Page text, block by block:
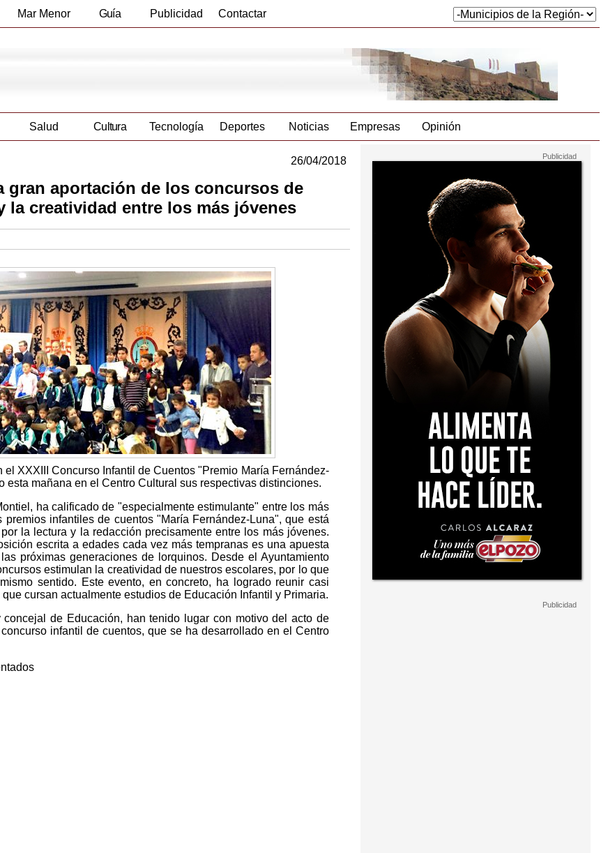
Mar Menor Guía Publicidad Contactar
Salud Cultura Tecnología Deportes Noticias Empresas Opinión
26/04/2018
gran aportación de los concursos de
creatividad entre los más jóvenes
XXXIII Concurso Infantil de Cuentos "Premio María Fernández-
esta mañana en el Centro Cultural sus respectivas distinciones.
ha calificado de "especialmente estimulante" entre los más
infantiles de cuentos "María Fernández-Luna", que está
la lectura y la redacción precisamente entre los más jóvenes.
escrita a edades cada vez más tempranas es una apuesta
próximas generaciones de lorquinos. Desde el Ayuntamiento
estimulan la creatividad de nuestros escolares, por lo que
sentido. Este evento, en concreto, ha logrado reunir casi
cursan actualmente estudios de Educación Infantil y Primaria.
de Educación, han tenido lugar con motivo del acto de
infantil de cuentos, que se ha desarrollado en el Centro